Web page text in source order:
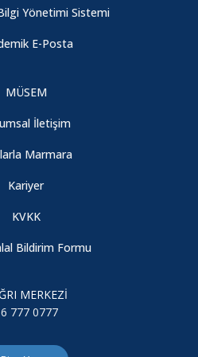
Adım
Yönetimi ve Baş Etme
Yönetimi ve Baş Etme
Yönelik Kvkk Eğitimi
Yönetimi Sistemi
E-Posta
MÜSEM
İletişim
Marmara
Kariyer
KVKK
Bildirim Formu
MERKEZİ
777 0777